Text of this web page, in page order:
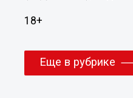
18+
Еще в рубрике